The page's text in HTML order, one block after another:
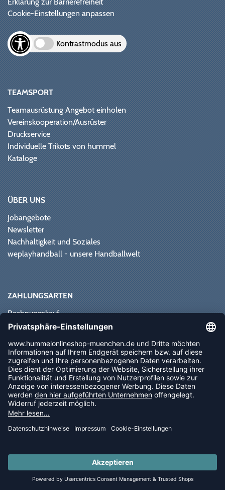
LAST PIECES: Bekleidung - Spare bis zu 65%
Cookie-Einstellungen anpassen
Kontrastmodus aus
TEAMSPORT
Teamausrüstung Angebot einholen
Vereinskooperation/Ausrüster
Druckservice
Individuelle Trikots von hummel
Kataloge
ÜBER UNS
Jobangebote
Newsletter
Nachhaltigkeit und Soziales
weplayhandball - unsere Handballwelt
ZAHLUNGSARTEN
Rechnungskauf
Paypal
Vorkasse
Sofortüberweisung
NEWSLETTER